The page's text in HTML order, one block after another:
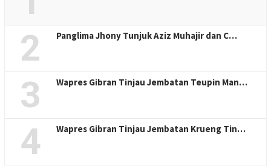
2 Panglima Jhony Tunjuk Aziz Muhajir dan C…
3 Wapres Gibran Tinjau Jembatan Teupin Man…
4 Wapres Gibran Tinjau Jembatan Krueng Tin…